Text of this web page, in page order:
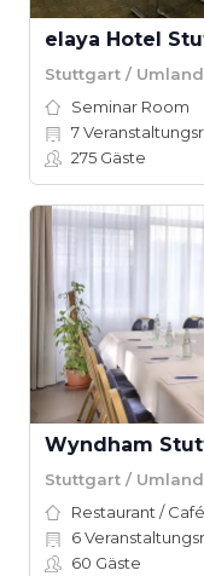
elaya Hotel
Stuttgart / Umland
Seminar Room
7
275 Gäste
Wyndham
Stuttgart / Umland
Restaurant / Café
6
60 Gäste